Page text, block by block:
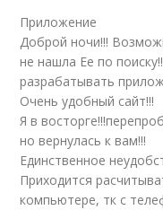
Приложение
Доброй ночи!!!
не нашла Ее по
разрабатывать
Очень удобный сайт!!!
Я в
но вернулась к вам!!!
Единственное
Приходится
компьютере, тк с